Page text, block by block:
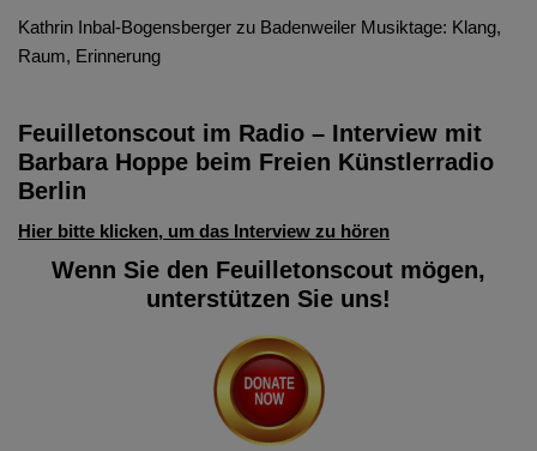
Kathrin Inbal-Bogensberger zu Badenweiler Musiktage: Klang,
Raum, Erinnerung
Feuilletonscout im Radio – Interview mit
Barbara Hoppe beim Freien Künstlerradio
Berlin
Hier bitte klicken, um das Interview zu hören
Wenn Sie den Feuilletonscout mögen,
unterstützen Sie uns!